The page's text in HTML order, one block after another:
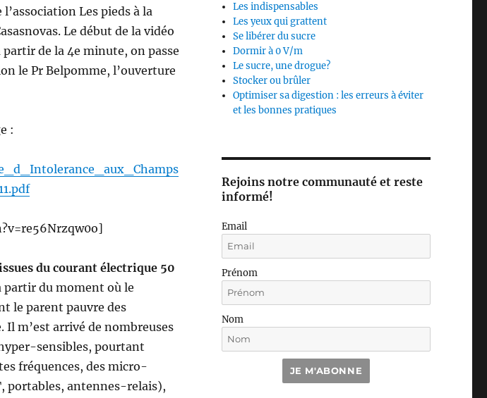
Les pieds à la
Le début de la vidéo
de la 4e minute, on passe
le Pr Belpomme, l’ouverture
:
du courant électrique 50
du moment où le
le parent pauvre des
Il m’est arrivé de nombreuses
sensibles, pourtant
fréquences, des micro-
portables, antennes-relais),
Les indispensables
Les yeux qui grattent
Se libérer du sucre
Dormir à 0 V/m
Le sucre, une drogue?
Stocker ou brûler
Optimiser sa digestion : les erreurs à éviter
et les bonnes pratiques
Rejoins notre communauté et reste
informé!
Email
Prénom
Nom
JE M'ABONNE